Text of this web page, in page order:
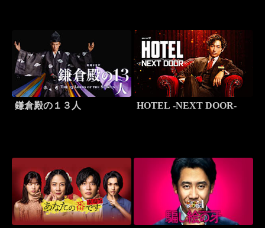
鎌倉殿の１３人 HOTEL -NEXT DOOR-